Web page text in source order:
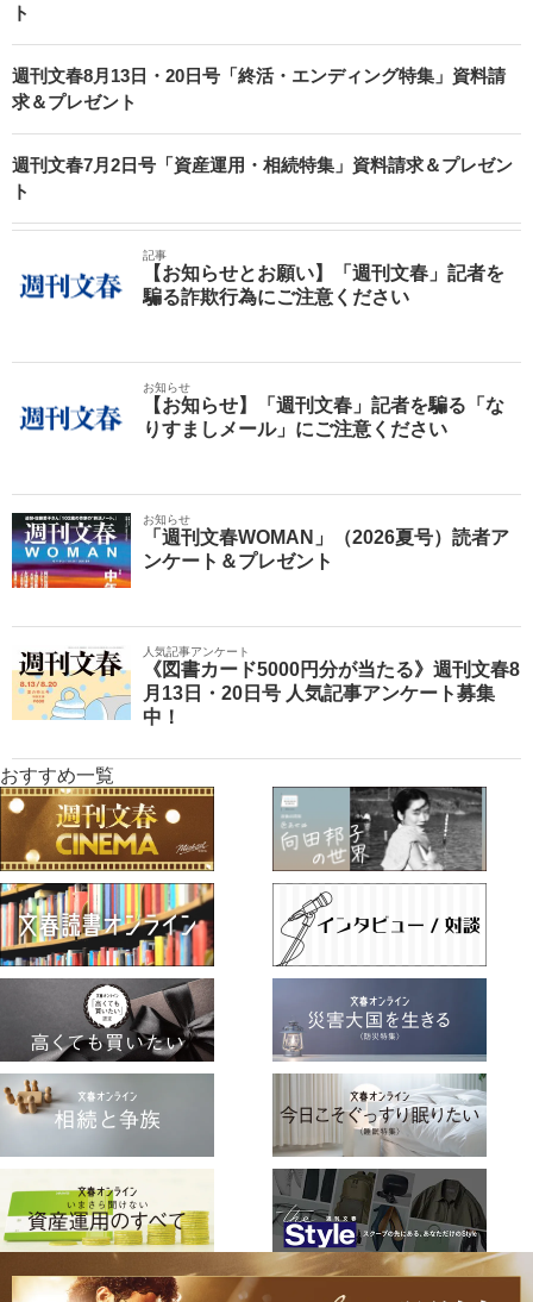
ト
週刊文春8月13日・20日号「終活・エンディング特集」資料請
求＆プレゼント
週刊文春7月2日号「資産運用・相続特集」資料請求＆プレゼン
ト
記事
【お知らせとお願い】「週刊文春」記者を
騙る詐欺行為にご注意ください
お知らせ
【お知らせ】「週刊文春」記者を騙る「な
りすましメール」にご注意ください
お知らせ
「週刊文春WOMAN」（2026夏号）読者ア
ンケート＆プレゼント
人気記事アンケート
《図書カード5000円分が当たる》週刊文春8
月13日・20日号 人気記事アンケート募集
中！
おすすめ一覧